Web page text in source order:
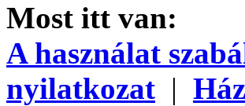
Most itt van:
A használat
nyilatkozat |